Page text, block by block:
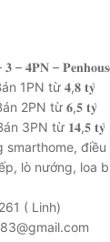
– 𝟒𝐏𝐍 –
1PN từ 𝟒,𝟖 𝐭𝐲̉
2PN từ 𝟔,𝟓 𝐭𝐲̉
3PN từ 𝟏𝟒,𝟓 𝐭𝐲̉
điều
lò nướng, loa
( Linh)